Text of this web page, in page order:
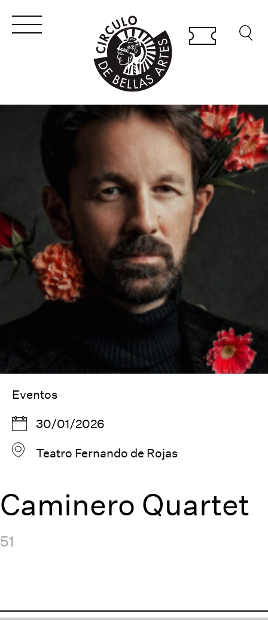
Eventos
30/01/2026
Teatro Fernando de Rojas
Caminero Quartet
51